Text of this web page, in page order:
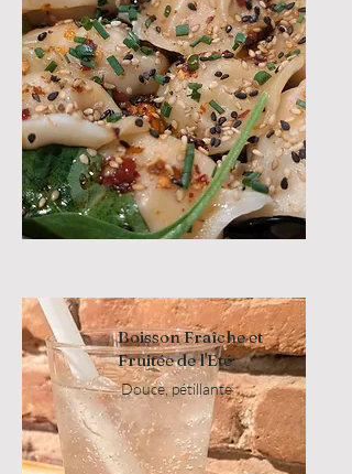
Boisson Fraîche et
Fruitée de l'Eté
Douce, pétillante